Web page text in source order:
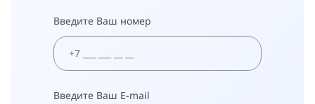
Терапевт на дом
Педиатр на дом
Введите Ваш номер
Введите Ваш E-mail